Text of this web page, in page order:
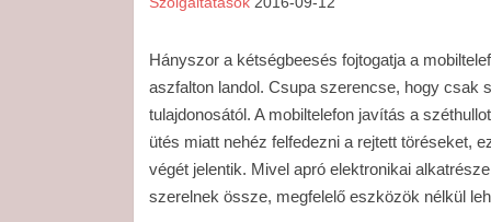
Hányszor a kétségbeesés fojtogatja a
aszfalton landol. Csupa szerencse, hogy csak
tulajdonosától. A mobiltelefon javítás a
ütés miatt nehéz felfedezni a rejtett töréseket,
végét jelentik. Mivel apró elektronikai
szerelnek össze, megfelelő eszközök nélkül